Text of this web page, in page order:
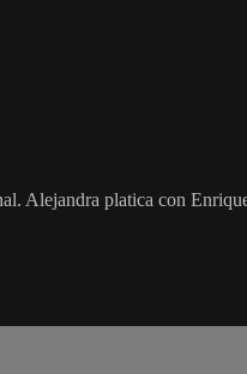
Alejandra platica con